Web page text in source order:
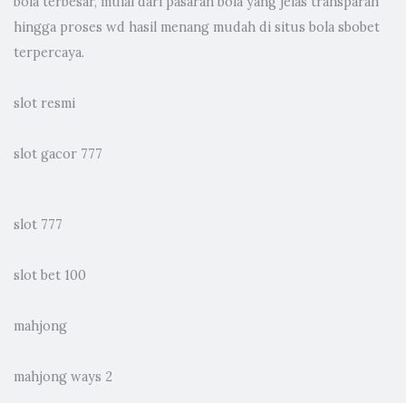
hingga proses wd hasil menang mudah di situs bola sbobet
terpercaya.
slot resmi
slot gacor 777
slot 777
slot bet 100
mahjong
mahjong ways 2